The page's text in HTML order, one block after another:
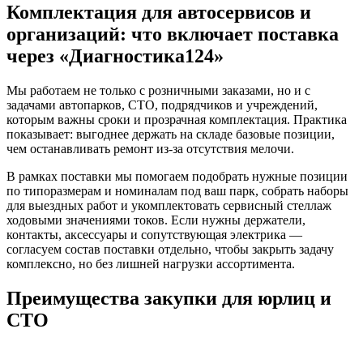
Комплектация для автосервисов и
организаций: что включает поставка
через «Диагностика124»
Мы работаем не только с розничными заказами, но и с
задачами автопарков, СТО, подрядчиков и учреждений,
которым важны сроки и прозрачная комплектация. Практика
показывает: выгоднее держать на складе базовые позиции,
чем останавливать ремонт из-за отсутствия мелочи.
В рамках поставки мы помогаем подобрать нужные позиции
по типоразмерам и номиналам под ваш парк, собрать наборы
для выездных работ и укомплектовать сервисный стеллаж
ходовыми значениями токов. Если нужны держатели,
контакты, аксессуары и сопутствующая электрика —
согласуем состав поставки отдельно, чтобы закрыть задачу
комплексно, но без лишней нагрузки ассортимента.
Преимущества закупки для юрлиц и
СТО